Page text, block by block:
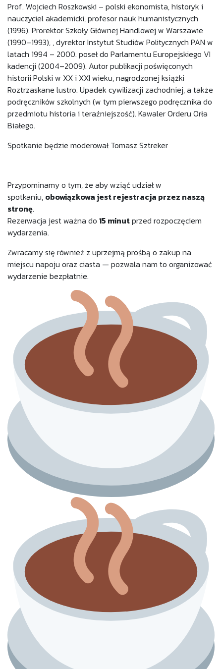
Prof. Wojciech Roszkowski – polski ekonomista, historyk i
nauczyciel akademicki, profesor nauk humanistycznych
(1996). Prorektor Szkoły Głównej Handlowej w Warszawie
(1990–1993), , dyrektor Instytut Studiów Politycznych PAN w
latach 1994 – 2000. poseł do Parlamentu Europejskiego VI
kadencji (2004–2009). Autor publikacji poświęconych
historii Polski w XX i XXI wieku, nagrodzonej książki
Roztrzaskane lustro. Upadek cywilizacji zachodniej, a także
podręczników szkolnych (w tym pierwszego podręcznika do
przedmiotu historia i teraźniejszość). Kawaler Orderu Orła
Białego.
Spotkanie będzie moderował Tomasz Sztreker
Przypominamy o tym, że aby wziąć udział w
spotkaniu, obowiązkowa jest rejestracja przez naszą
stronę.
Rezerwacja jest ważna do 15 minutprzed rozpoczęciem
wydarzenia.
Zwracamy się również z uprzejmą prośbą o zakup na
miejscu napoju oraz ciasta — pozwala nam to organizować
wydarzenie bezpłatnie.